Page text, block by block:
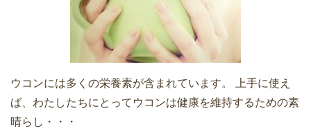
ウコンには多くの栄養素が含まれています。 上手に使え
ば、わたしたちにとってウコンは健康を維持するための素
晴らし・・・